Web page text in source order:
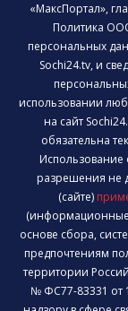
«МаксПортал»,
Политика
персональных
Sochi24.tv, и
использовании
на сайт
обязательна
Использование
разрешения не
(сайте)
основе сбора,
предпочтениям
территории
№ ФС77-83331 от